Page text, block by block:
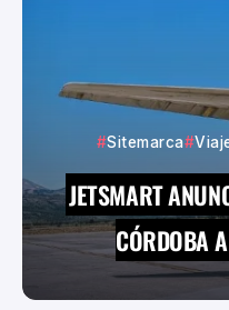
Sitemarca
JETSMART
CÓRDOBA